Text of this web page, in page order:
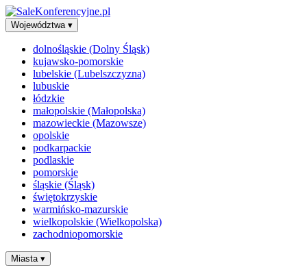
Województwa ▾
dolnośląskie (Dolny Śląsk)
kujawsko-pomorskie
lubelskie (Lubelszczyzna)
lubuskie
łódzkie
małopolskie (Małopolska)
mazowieckie (Mazowsze)
opolskie
podkarpackie
podlaskie
pomorskie
śląskie (Śląsk)
świętokrzyskie
warmińsko-mazurskie
wielkopolskie (Wielkopolska)
zachodniopomorskie
Miasta ▾